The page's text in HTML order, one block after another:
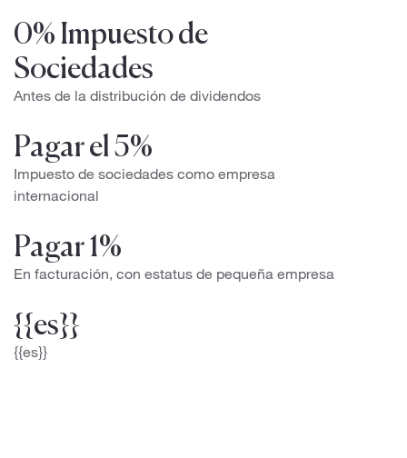
0% Impuesto de
Sociedades
Antes de la distribución de dividendos
Pagar el 5%
Impuesto de sociedades como empresa
internacional
Pagar 1%
En facturación, con estatus de pequeña empresa
{{es}}
{{es}}